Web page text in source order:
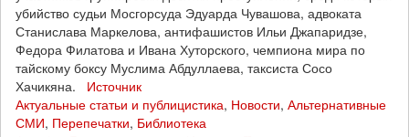
убийство судьи Мосгорсуда Эдуарда Чувашова, адвоката
Станислава Маркелова, антифашистов Ильи Джапаридзе,
Федора Филатова и Ивана Хуторского, чемпиона мира по
тайскому боксу Муслима Абдуллаева, таксиста Сосо
Хачикяна. Источник
Актуальные статьи и публицистика, Новости, Альтернативные
СМИ, Перепечатки, Библиотека